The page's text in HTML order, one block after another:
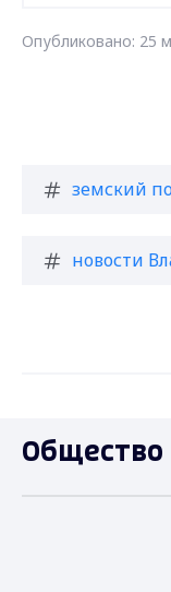
Опубликовано: 25
земский
новости
Общество